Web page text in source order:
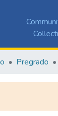
Pregrado